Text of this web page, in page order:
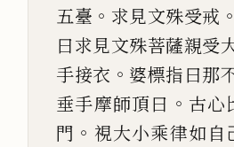
五臺 。 求見文殊受戒 。
曰求見文殊菩薩親受
手接衣 。 婆標指曰那
垂手摩師頂曰 。 古心
門 。 視大小乘律如自